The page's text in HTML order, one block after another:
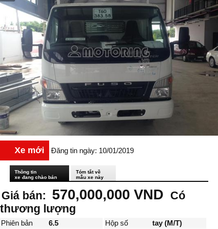
Xe mới Đăng tin ngày: 10/01/2019
Thông tin
xe đang chào bán
Tóm tắt về
mẫu xe này
Giá bán: 570,000,000 VND
Có
thương lượng
Phiên bản
6.5
Hộp số
tay (M/T)